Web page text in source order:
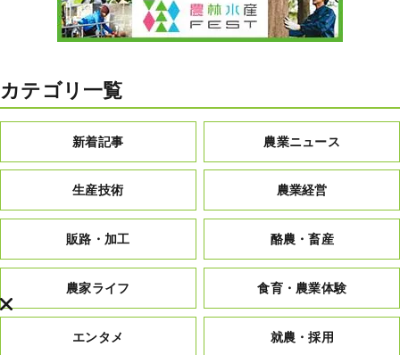
カテゴリ一覧
新着記事 農業ニュース
生産技術 農業経営
販路・加工 酪農・畜産
農家ライフ 食育・農業体験
エンタメ 就農・採用